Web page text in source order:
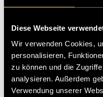
Diese Webseite
Wir verwenden Cookies,
personalisieren,
zu können und die
analysieren. Außerdem
Verwendung unserer